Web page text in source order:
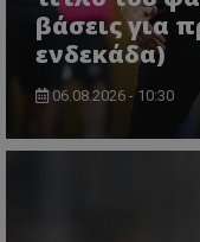
βάσεις για
ενδεκάδα)
06.08.2026 - 10:30